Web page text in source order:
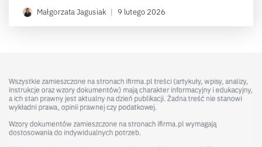
Małgorzata Jagusiak | 9 lutego 2026